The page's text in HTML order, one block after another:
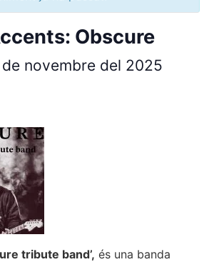
Obscure
novembre del 2025
tribute band’, és una banda